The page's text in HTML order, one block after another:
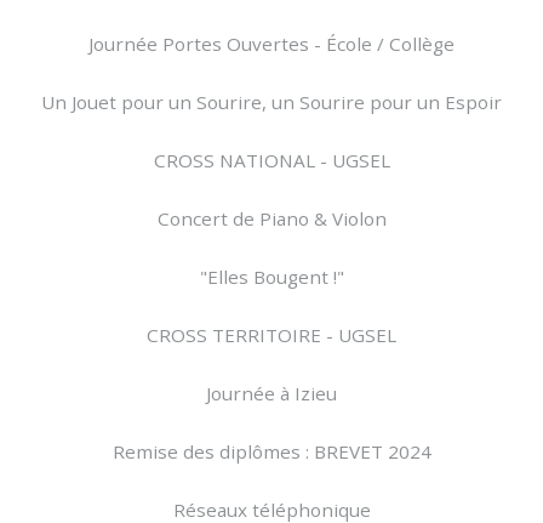
Journée Portes Ouvertes - École / Collège
Un Jouet pour un Sourire, un Sourire pour un Espoir
CROSS NATIONAL - UGSEL
Concert de Piano & Violon
"Elles Bougent !"
CROSS TERRITOIRE - UGSEL
Journée à Izieu
Remise des diplômes : BREVET 2024
Réseaux téléphonique